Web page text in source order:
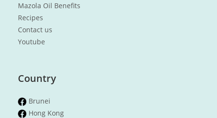
Mazola Oil Benefits
Recipes
Contact us
Youtube
Country
Brunei
Hong Kong